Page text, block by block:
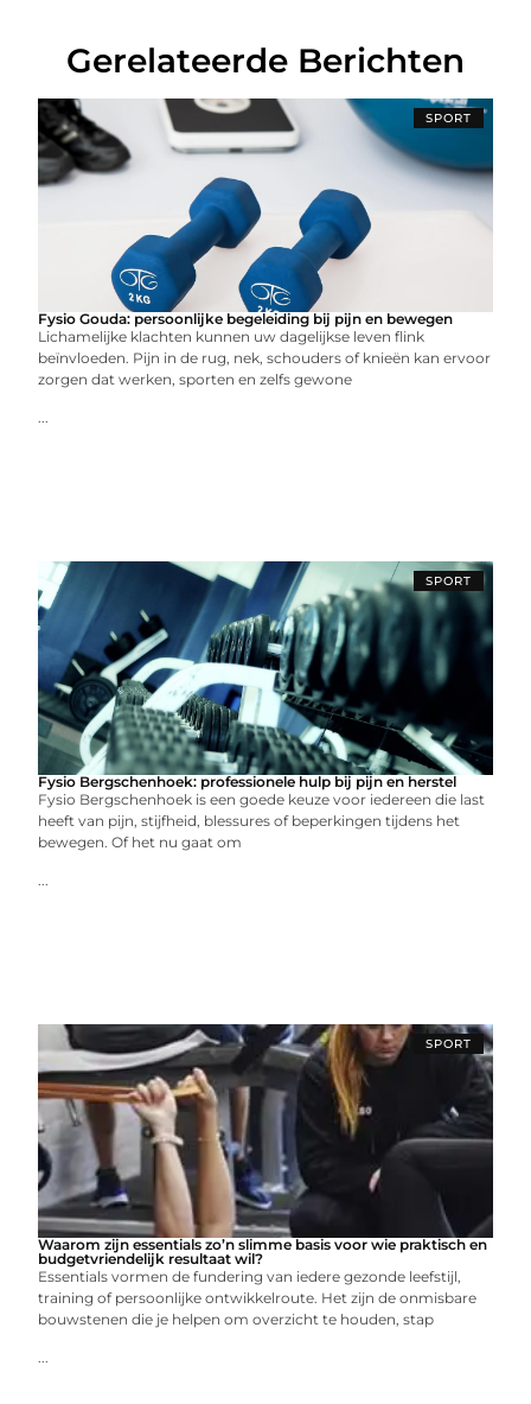
Gerelateerde Berichten
SPORT
Fysio Gouda: persoonlijke begeleiding bij pijn en bewegen
Lichamelijke klachten kunnen uw dagelijkse leven flink
beïnvloeden. Pijn in de rug, nek, schouders of knieën kan ervoor
zorgen dat werken, sporten en zelfs gewone
...
SPORT
Fysio Bergschenhoek: professionele hulp bij pijn en herstel
Fysio Bergschenhoek is een goede keuze voor iedereen die last
heeft van pijn, stijfheid, blessures of beperkingen tijdens het
bewegen. Of het nu gaat om
...
SPORT
Waarom zijn essentials zo’n slimme basis voor wie praktisch en
budgetvriendelijk resultaat wil?
Essentials vormen de fundering van iedere gezonde leefstijl,
training of persoonlijke ontwikkelroute. Het zijn de onmisbare
bouwstenen die je helpen om overzicht te houden, stap
...